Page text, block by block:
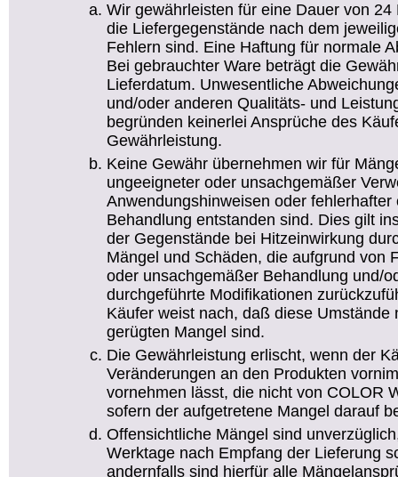
Wir gewährleisten für eine Dauer von
die Liefergegenstände nach dem
Fehlern sind. Eine Haftung für normale
Bei gebrauchter Ware beträgt die
Lieferdatum. Unwesentliche
und/oder anderen Qualitäts- und
begründen keinerlei Ansprüche des
Gewährleistung.
Keine Gewähr übernehmen wir für
ungeeigneter oder unsachgemäßer
Anwendungshinweisen oder fehlerhafter
Behandlung entstanden sind. Dies gilt
der Gegenstände bei Hitzeinwirkung
Mängel und Schäden, die aufgrund von
oder unsachgemäßer Behandlung und/
durchgeführte Modifikationen
Käufer weist nach, daß diese Umstände
gerügten Mangel sind.
Die Gewährleistung erlischt, wenn der
Veränderungen an den Produkten
vornehmen lässt, die nicht von COLOR
sofern der aufgetretene Mangel darauf
Offensichtliche Mängel sind
Werktage nach Empfang der Lieferung
andernfalls sind hierfür alle